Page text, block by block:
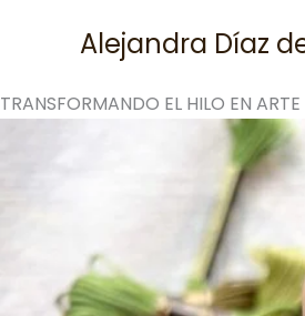
Alejandra Díaz
TRANSFORMANDO EL HILO EN ARTE